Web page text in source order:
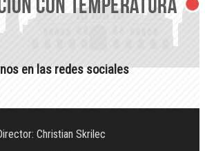
en las redes sociales
Christian Skrilec